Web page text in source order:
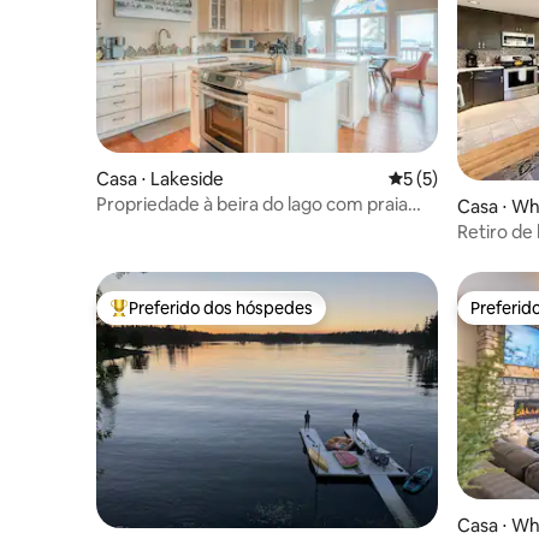
Casa ⋅ Lakeside 5 de uma
5 (5)
Propriedade à beira do lago com praia
Casa ⋅
Retiro
Entre os melhores preferidos dos hóspedes
Preferido dos hóspedes
Casa ⋅